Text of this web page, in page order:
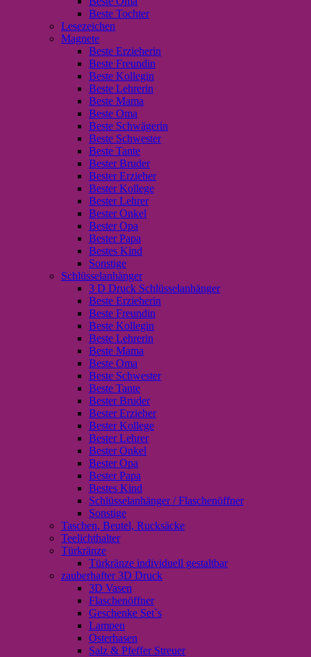
Beste Tochter
Lesezeichen
Magnete
Beste Erzieherin
Beste Freundin
Beste Kollegin
Beste Lehrerin
Beste Mama
Beste Oma
Beste Schwägerin
Beste Schwester
Beste Tante
Bester Bruder
Bester Erzieher
Bester Kollege
Bester Lehrer
Bester Onkel
Bester Opa
Bester Papa
Bestes Kind
Sonstige
Schlüsselanhänger
3 D Druck Schlüsselanhänger
Beste Erzieherin
Beste Freundin
Beste Kollegin
Beste Lehrerin
Beste Mama
Beste Oma
Beste Schwester
Beste Tante
Bester Bruder
Bester Erzieher
Bester Kollege
Bester Lehrer
Bester Onkel
Bester Opa
Bester Papa
Bestes Kind
Schlüsselanhänger / Flaschenöffner
Sonstige
Taschen, Beutel, Rucksäcke
Teelichthalter
Türkränze
Türkränze individuell gestaltbar
zauberhafter 3D Druck
3D Vasen
Flaschenöffner
Geschenke Set`s
Lampen
Osterhasen
Salz & Pfeffer Streuer